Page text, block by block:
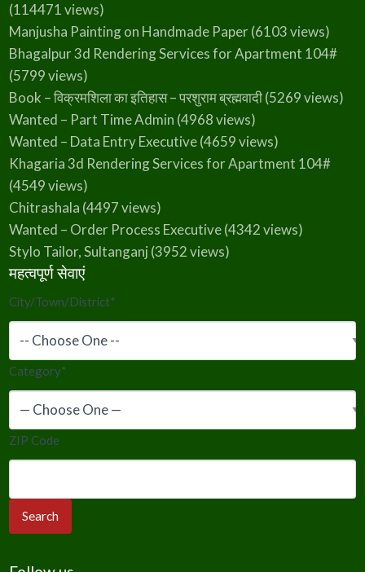
(114471 views)
Manjusha Painting on Handmade Paper(6103 views)
Bhagalpur 3d Rendering Services for Apartment 104#
(5799 views)
Book – विक्रमशिला का इतिहास – परशुराम ब्रह्मवादी(5269 views)
Wanted – Part Time Admin (4968 views)
Wanted – Data Entry Executive(4659 views)
Khagaria 3d Rendering Services for Apartment 104#
(4549 views)
Chitrashala (4497 views)
Wanted – Order Process Executive(4342 views)
Stylo Tailor, Sultanganj (3952 views)
महत्वपूर्ण सेवाएं
City/Town/District*
Category*
ZIP Code